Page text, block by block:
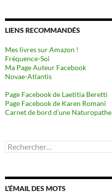
LIENS RECOMMANDÉS
Mes livres sur Amazon !
Fréquence-Soi
Ma Page Auteur Facebook
Novae-Atlantis
Page Facebook de Laetitia Beretti
Page Facebook de Karen Romani
Carnet de bord d’une Naturopathe
Rechercher :
L’ÉMAIL DES MOTS